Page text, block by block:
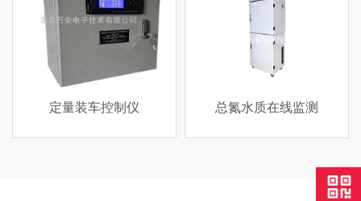
车控制仪 总氮水质在线监测 水渠91香